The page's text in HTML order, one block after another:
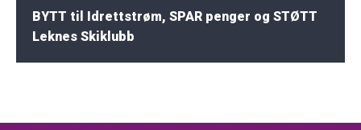
BYTT til Idrettstrøm, SPAR penger og STØTT
Leknes Skiklubb